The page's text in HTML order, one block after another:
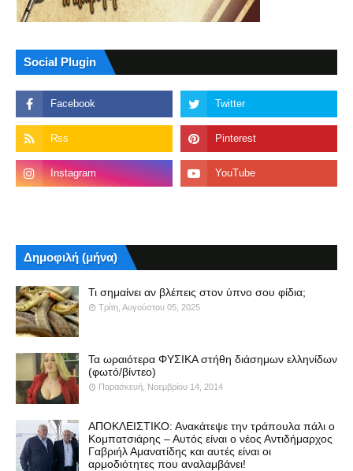
Social Plugin
Δημοφιλή (μήνα)
Τι σημαίνει αν βλέπεις στον ύπνο σου φίδια;
Τρίτη, Αυγούστου 05, 2025
Τα ωραιότερα ΦΥΣΙΚΑ στήθη διάσημων ελληνίδων
(φωτό/βίντεο)
Παρασκευή, Νοεμβρίου 14, 2014
ΑΠΟΚΛΕΙΣΤΙΚΟ: Ανακάτεψε την τράπουλα πάλι ο
Κομπατσιάρης – Αυτός είναι ο νέος Αντιδήμαρχος
Γαβριήλ Αμανατίδης και αυτές είναι οι
αρμοδιότητες που αναλαμβάνει!